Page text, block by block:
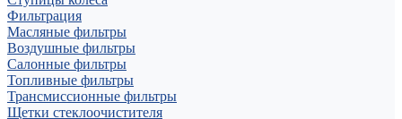
Фильтрация
Масляные фильтры
Воздушные фильтры
Салонные фильтры
Топливные фильтры
Трансмиссионные фильтры
Щетки стеклоочистителя